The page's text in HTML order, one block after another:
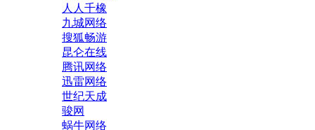
人人千橡
九城网络
搜狐畅游
昆仑在线
腾讯网络
迅雷网络
世纪天成
骏网
蜗牛网络